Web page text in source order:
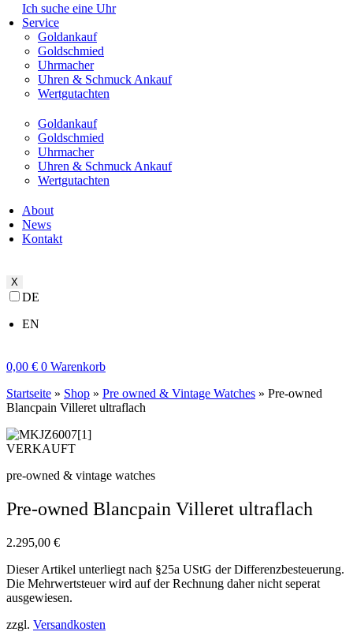
Ich suche eine Uhr
Service
Goldankauf
Goldschmied
Uhrmacher
Uhren & Schmuck Ankauf
Wertgutachten
Goldankauf
Goldschmied
Uhrmacher
Uhren & Schmuck Ankauf
Wertgutachten
About
News
Kontakt
X
DE
EN
0,00 € 0 Warenkorb
Startseite » Shop » Pre owned & Vintage Watches » Pre-owned
Blancpain Villeret ultraflach
VERKAUFT
pre-owned & vintage watches
Pre-owned Blancpain Villeret ultraflach
2.295,00 €
Dieser Artikel unterliegt nach §25a UStG der Differenzbesteuerung.
Die Mehrwertsteuer wird auf der Rechnung daher nicht seperat
ausgewiesen.
zzgl. Versandkosten